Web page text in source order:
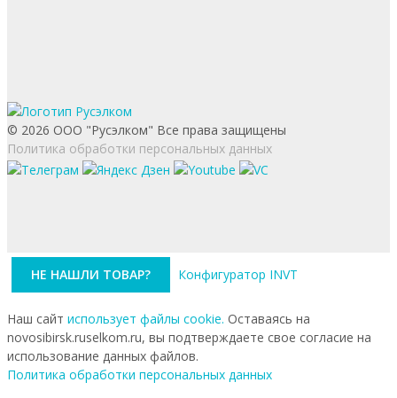
© 2026 ООО "Русэлком" Все права защищены
Политика обработки персональных данных
НЕ НАШЛИ ТОВАР? Конфигуратор INVT
Наш сайт использует файлы cookie. Оставаясь на
novosibirsk.ruselkom.ru, вы подтверждаете свое согласие на
использование данных файлов.
Политика обработки персональных данных